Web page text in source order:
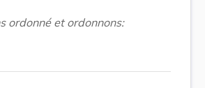
ordonné et ordonnons: